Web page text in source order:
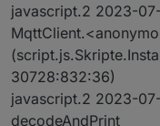
javascript.2 2023-
30728:832:36)
javascript.2 2023-
decodeAndPrint